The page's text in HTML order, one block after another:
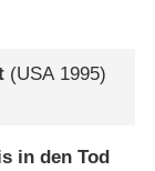
(USA1995)
in den Tod